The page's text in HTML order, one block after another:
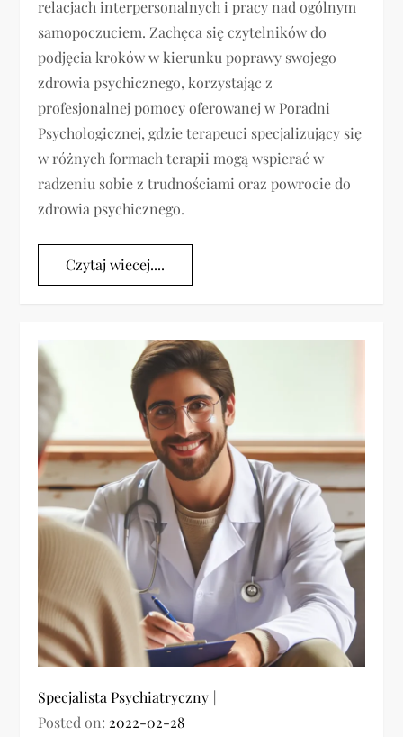
relacjach interpersonalnych i pracy nad ogólnym
samopoczuciem. Zachęca się czytelników do
podjęcia kroków w kierunku poprawy swojego
zdrowia psychicznego, korzystając z
profesjonalnej pomocy oferowanej w Poradni
Psychologicznej, gdzie terapeuci specjalizujący się
w różnych formach terapii mogą wspierać w
radzeniu sobie z trudnościami oraz powrocie do
zdrowia psychicznego.
Czytaj wiecej....
Specjalista Psychiatryczny
Posted on: 2022-02-28